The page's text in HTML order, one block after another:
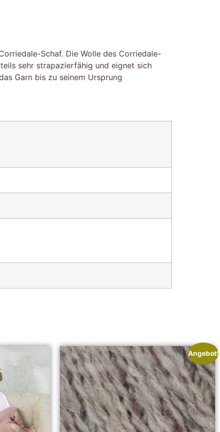
Schaf. Die Wolle des Corriedale-
sehr strapazierfähig und eignet sich
Garn bis zu seinem Ursprung
Angebot!